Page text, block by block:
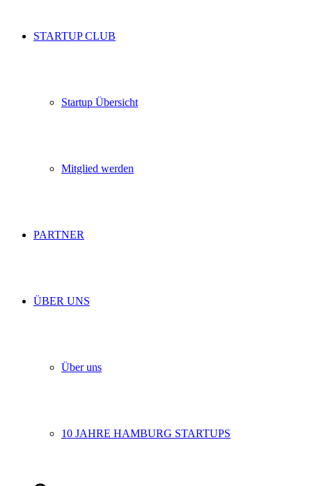
STARTUP CLUB
Startup Übersicht
Mitglied werden
PARTNER
ÜBER UNS
Über uns
10 JAHRE HAMBURG STARTUPS